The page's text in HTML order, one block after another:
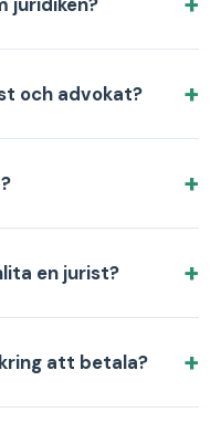
och advokat?
en jurist?
att betala?